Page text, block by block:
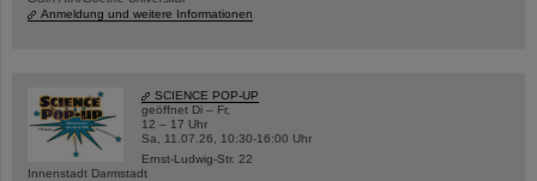
Anmeldung und weitere Informationen
SCIENCE POP-UP
geöffnet Di – Fr,
12 – 17 Uhr
Sa, 11.07.26, 10:30-16:00 Uhr
Ernst-Ludwig-Str. 22
Innenstadt Darmstadt